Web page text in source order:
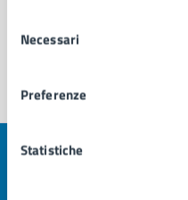
delNecessari
Preferenze
Statistiche
Quanto sono